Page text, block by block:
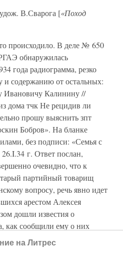
В.Сварога [«Поход
происходило. В деле № 650
обнаружилась
года радиограмма, резко
и содержанию от остальных:
Ивановичу Калинину //
дома тчк Не рецидив ли
прошу выяснить зпт
Бобров». На бланке
без подписи: «Семья с
г. Ответ послан,
очевидно, что к
партийный товарищ
вопросу, речь явно идет
арестом Алексея
дошли известия о
как сообщили ему о них
– непонятно, но
от второго человека в
на Литрес